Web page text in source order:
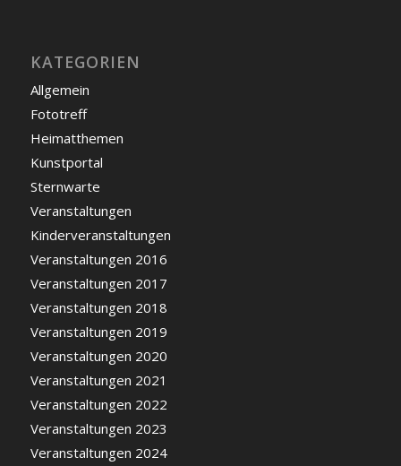
KATEGORIEN
Allgemein
Fototreff
Heimatthemen
Kunstportal
Sternwarte
Veranstaltungen
Kinderveranstaltungen
Veranstaltungen 2016
Veranstaltungen 2017
Veranstaltungen 2018
Veranstaltungen 2019
Veranstaltungen 2020
Veranstaltungen 2021
Veranstaltungen 2022
Veranstaltungen 2023
Veranstaltungen 2024